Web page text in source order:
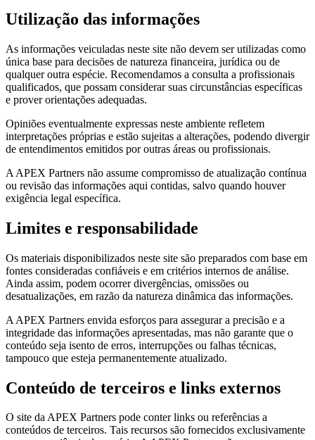
Utilização das informações
As informações veiculadas neste site não devem ser utilizadas como
única base para decisões de natureza financeira, jurídica ou de
qualquer outra espécie. Recomendamos a consulta a profissionais
qualificados, que possam considerar suas circunstâncias específicas
e prover orientações adequadas.
Opiniões eventualmente expressas neste ambiente refletem
interpretações próprias e estão sujeitas a alterações, podendo divergir
de entendimentos emitidos por outras áreas ou profissionais.
A APEX Partners não assume compromisso de atualização contínua
ou revisão das informações aqui contidas, salvo quando houver
exigência legal específica.
Limites e responsabilidade
Os materiais disponibilizados neste site são preparados com base em
fontes consideradas confiáveis e em critérios internos de análise.
Ainda assim, podem ocorrer divergências, omissões ou
desatualizações, em razão da natureza dinâmica das informações.
A APEX Partners envida esforços para assegurar a precisão e a
integridade das informações apresentadas, mas não garante que o
conteúdo seja isento de erros, interrupções ou falhas técnicas,
tampouco que esteja permanentemente atualizado.
Conteúdo de terceiros e links externos
O site da APEX Partners pode conter links ou referências a
conteúdos de terceiros. Tais recursos são fornecidos exclusivamente